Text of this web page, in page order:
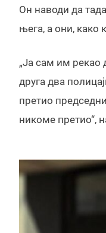
Он наводи да
њега, а они, како
„Ја сам им рекао
друга два
претио
никоме претио“,